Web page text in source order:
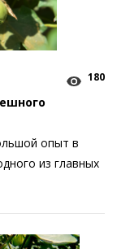
180
опыт в
из главных